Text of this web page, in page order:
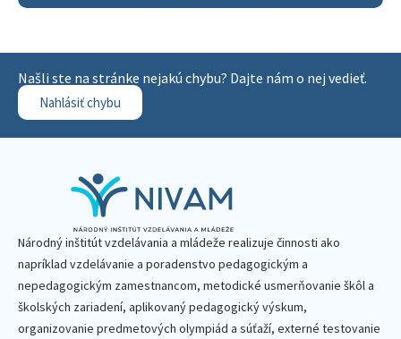
Našli ste na stránke nejakú chybu? Dajte nám o nej vedieť.
Nahlásiť chybu
Národný inštitút vzdelávania a mládeže realizuje činnosti ako
napríklad vzdelávanie a poradenstvo pedagogickým a
nepedagogickým zamestnancom, metodické usmerňovanie škôl a
školských zariadení, aplikovaný pedagogický výskum,
organizovanie predmetových olympiád a súťaží, externé testovanie